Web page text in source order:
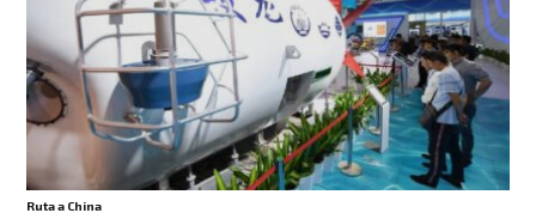
Ruta a China